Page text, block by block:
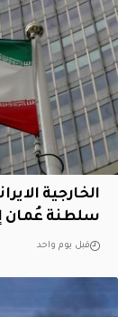
الخارجية
سلطنة عُمان
قبل يوم واحد